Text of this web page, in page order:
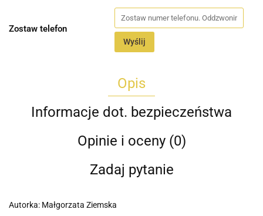
Zostaw telefon
Wyślij
Opis
Informacje dot. bezpieczeństwa
Opinie i oceny (0)
Zadaj pytanie
Autorka: Małgorzata Ziemska